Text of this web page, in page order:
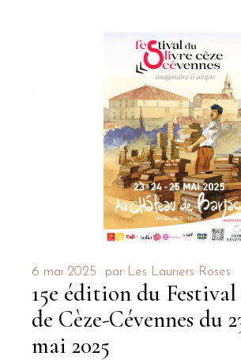
6 mai 2025 par Les Lauriers Roses
15e édition du
de Cèze-Cévennes du
mai 2025